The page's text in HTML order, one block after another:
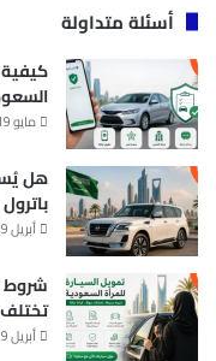
أسئلة متداولة
مايو 19, 2026
هل
أبريل 29, 2026
شروط
تختلف
أبريل 29, 2026